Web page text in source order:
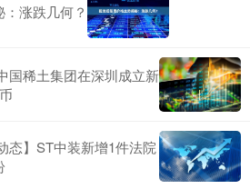
涨跌几何？
国稀土集团在深圳成立新
态】ST中装新增1件法院